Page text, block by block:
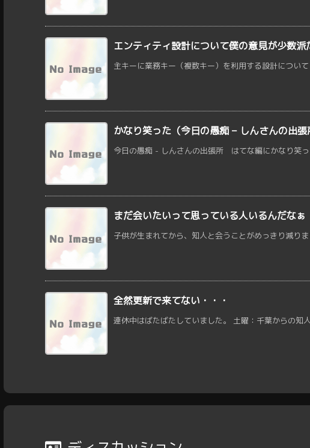
エンティティ設計について僕の意見が少数
主キーに業務キー（複数キー）を利用する設計につい
かなり笑った（今日の愚痴 – しんさんの出張
今日の愚痴 - しんさんの出張所 はてな編にかなり笑
まだ会いたいって思っている人いるんだなぁ
子供が生まれてから、知人と会うことがめっきり減り
全然更新で来てない・・・
連休中はばたばたしていました。 土曜：千葉からの知